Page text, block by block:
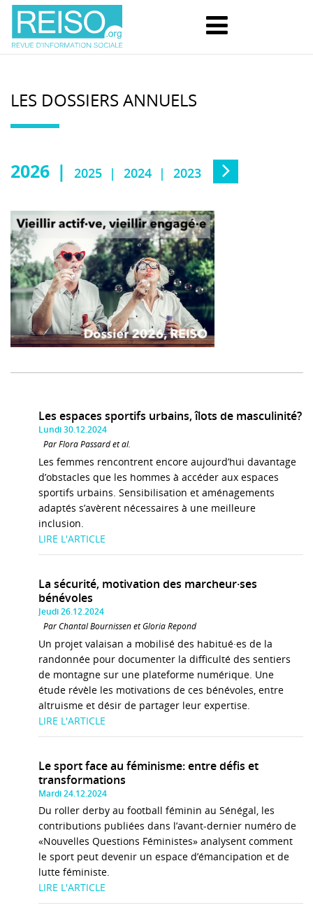
LES DOSSIERS ANNUELS
2026 2025 2024 2023
Les espaces sportifs urbains, îlots de masculinité?
Lundi 30.12.2024
Par Flora Passard et al.
Les femmes rencontrent encore aujourd’hui davantage
d’obstacles que les hommes à accéder aux espaces
sportifs urbains. Sensibilisation et aménagements
adaptés s’avèrent nécessaires à une meilleure
inclusion.
LIRE L'ARTICLE
La sécurité, motivation des marcheur·ses
bénévoles
Jeudi 26.12.2024
Par Chantal Bournissen et Gloria Repond
Un projet valaisan a mobilisé des habitué·es de la
randonnée pour documenter la difficulté des sentiers
de montagne sur une plateforme numérique. Une
étude révèle les motivations de ces bénévoles, entre
altruisme et désir de partager leur expertise.
LIRE L'ARTICLE
Le sport face au féminisme: entre défis et
transformations
Mardi 24.12.2024
Du roller derby au football féminin au Sénégal, les
contributions publiées dans l’avant-dernier numéro de
«Nouvelles Questions Féministes» analysent comment
le sport peut devenir un espace d’émancipation et de
lutte féministe.
LIRE L'ARTICLE